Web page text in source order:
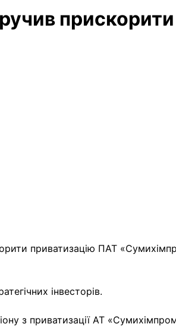
приватизацію ПАТ
інвесторів.
з приватизації АТ